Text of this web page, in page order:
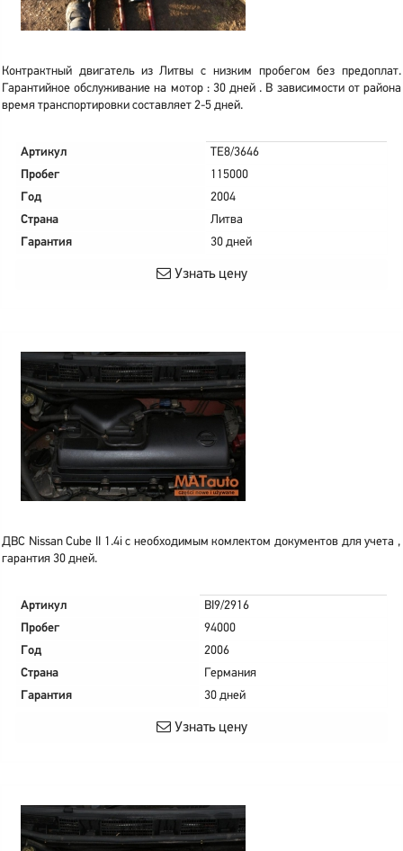
Контрактный двигатель из Литвы с низким пробегом без предоплат.
Гарантийное обслуживание на мотор : 30 дней . В зависимости от района
время транспортировки составляет 2-5 дней.
Артикул
TE8/3646
Пробег
115000
Год
2004
Страна
Литва
Гарантия
30 дней
Узнать цену
ДВС Nissan Cube II 1.4i с необходимым комлектом документов для учета ,
гарантия 30 дней.
Артикул
BI9/2916
Пробег
94000
Год
2006
Страна
Германия
Гарантия
30 дней
Узнать цену